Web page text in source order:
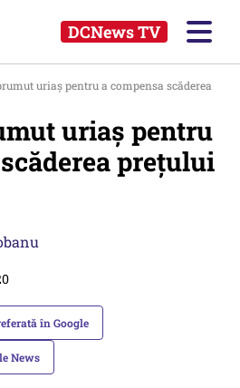
DCNews TV
uriaş pentru a compensa scăderea
uriaş pentru
prețului
în Google
News